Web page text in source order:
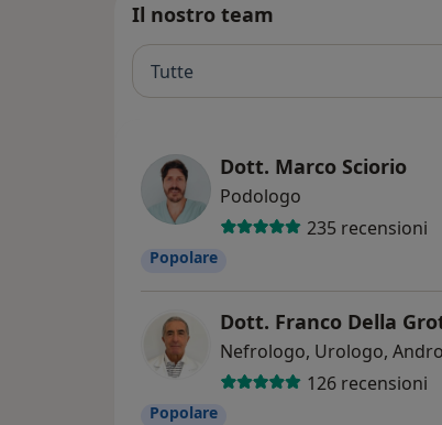
Il nostro team
Tutte
Dott. Marco Sciorio
Podologo
235 recensioni
Popolare
Dott. Franco Della
Nefrologo, Urologo,
126 recensioni
Popolare